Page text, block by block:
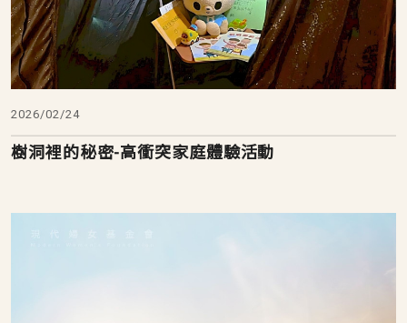
2026/02/24
樹洞裡的秘密-高衝突家庭體驗活動